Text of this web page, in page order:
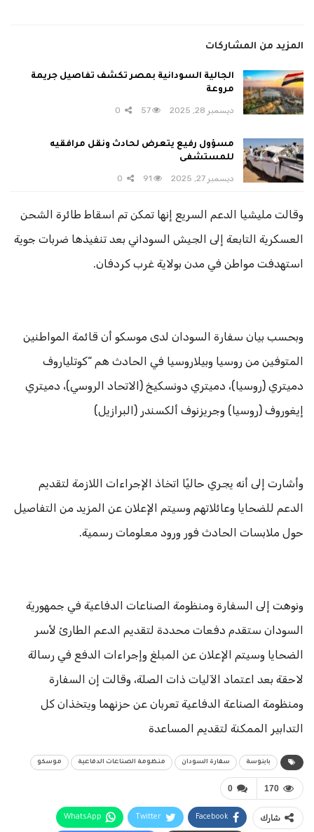
المزيد من المشاركات
الجالية السودانية بمصر تكشف تفاصيل جريمة
مروعة
ديسمبر 28, 2025 57
مسؤول رفيع يتعرض لحادث ونقل مرافقيه
للمستشفى
ديسمبر 27, 2025 91
وقالت مليشيا الدعم السريع إنها تمكن تم اسقاط طائرة الشحن
العسكرية التابعة إلى الجيش السوداني بعد تنفيذها ضربات جوية
استهدفت مواطن في مدن بولاية غرب كردفان.
وبحسب بيان سفارة السودان لدى موسكو أن قائمة المواطنين
المتوفين من روسيا وبيلاروسيا في الحادث هم “كوتلياروف
دميتري (روسيا)، دميتري دونسكيخ (الاتحاد الروسي)، دميتري
إيغوروف (روسيا) وجريزنوف ألكسندر (البرازيل)
وأشارت إلى أنه يجري حاليًا اتخاذ الإجراءات اللازمة لتقديم
الدعم للضحايا وعائلاتهم وسيتم الإعلان عن المزيد من التفاصيل
حول ملابسات الحادث فور ورود معلومات رسمية.
ونوهت إلى السفارة ومنظومة الصناعات الدفاعية في جمهورية
السودان ستقدم دفعات محددة لتقديم الدعم الطارئ لأسر
الضحايا وسيتم الإعلان عن المبلغ وإجراءات الدفع في رسالة
لاحقة بعد اعتماد الآليات ذات الصلة، وقالت إن السفارة
ومنظومة الصناعة الدفاعية تعربان عن حزنهما ويتخذان كل
التدابير الممكنة لتقديم المساعدة
بابنوسة سفارة السودان منظومة الصناعات الدفاعية موسكو
0 170
شارك Facebook
Twitter
WhatsApp